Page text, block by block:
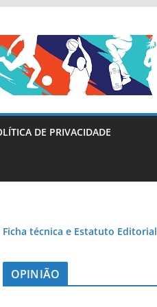
DE PRIVACIDADE
Ficha técnica e Estatuto Editorial
OPINIÃO